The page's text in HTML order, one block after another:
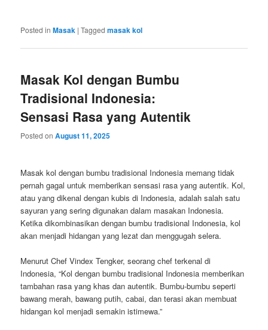
Posted in Masak |Tagged masak kol
Masak Kol dengan Bumbu
Tradisional Indonesia:
Sensasi Rasa yang Autentik
Posted onAugust 11, 2025
Masak kol dengan bumbu tradisional Indonesia memang tidak
pernah gagal untuk memberikan sensasi rasa yang autentik. Kol,
atau yang dikenal dengan kubis di Indonesia, adalah salah satu
sayuran yang sering digunakan dalam masakan Indonesia.
Ketika dikombinasikan dengan bumbu tradisional Indonesia, kol
akan menjadi hidangan yang lezat dan menggugah selera.
Menurut Chef Vindex Tengker, seorang chef terkenal di
Indonesia, “Kol dengan bumbu tradisional Indonesia memberikan
tambahan rasa yang khas dan autentik. Bumbu-bumbu seperti
bawang merah, bawang putih, cabai, dan terasi akan membuat
hidangan kol menjadi semakin istimewa.”